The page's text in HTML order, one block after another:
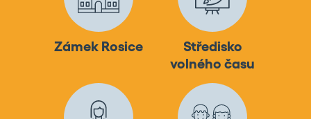
Zámek Rosice
Středisko
volného času